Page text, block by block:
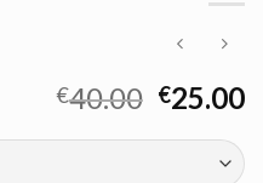
€40.00 €25.00